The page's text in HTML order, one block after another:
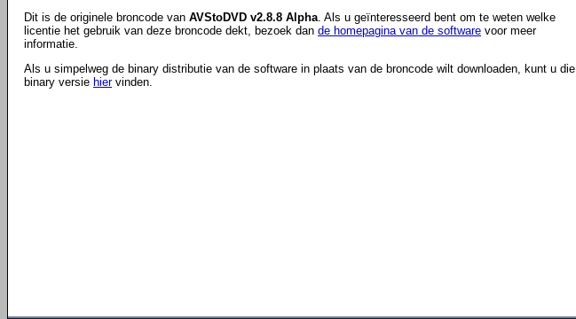
Dit is de originele broncode van AVStoDVD v2.8.8 Alpha. Als u geïnteresseerd bent om te weten welke
licentie het gebruik van deze broncode dekt, bezoek dan de homepagina van de software voor meer
informatie.
Als u simpelweg de binary distributie van de software in plaats van de broncode wilt downloaden, kunt u die
binary versie hiervinden.